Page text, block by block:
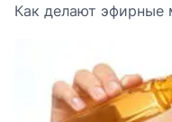
Как делают эфирные